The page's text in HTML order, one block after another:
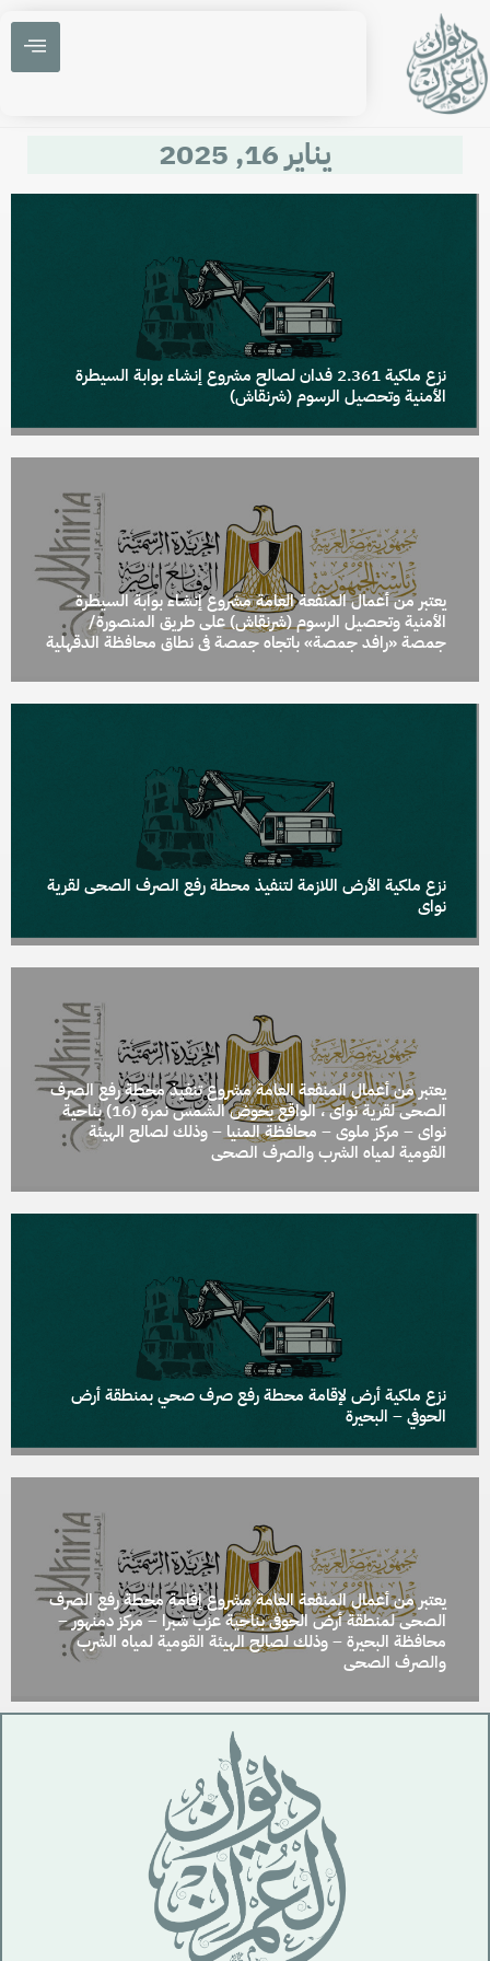
يناير 16, 2025
نزع ملكية 2.361 فدان لصالح مشروع إنشاء بوابة السيطرة
الأمنية وتحصيل الرسوم (شرنقاش)
يعتبر من أعمال المنفعة العامة مشروع إنشاء بوابة السيطرة
الأمنية وتحصيل الرسوم (شرنقاش) على طريق المنصورة/
جمصة «رافد جمصة» باتجاه جمصة فى نطاق محافظة الدقهلية
نزع ملكية الأرض اللازمة لتنفيذ محطة رفع الصرف الصحى لقرية
نواى
يعتبر من أعمال المنفعة العامة مشروع تنفيذ محطة رفع الصرف
الصحى لقرية نواى ، الواقع بحوض الشمس نمرة (16) بناحية
نواى – مركز ملوى – محافظة المنيا – وذلك لصالح الهيئة
القومية لمياه الشرب والصرف الصحى
نزع ملكية أرض لإقامة محطة رفع صرف صحي بمنطقة أرض
الحوفي – البحيرة
يعتبر من أعمال المنفعة العامة مشروع إقامة محطة رفع الصرف
الصحى لمنطقة أرض الحوفى بناحية عزب شبرا – مركز دمنهور –
محافظة البحيرة – وذلك لصالح الهيئة القومية لمياه الشرب
والصرف الصحى